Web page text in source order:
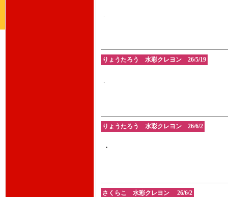
.
りょうたろう 水彩クレヨン 26/5/19
.
りょうたろう 水彩クレヨン 26/6/2
・
さくらこ 水彩クレヨン 26/6/2